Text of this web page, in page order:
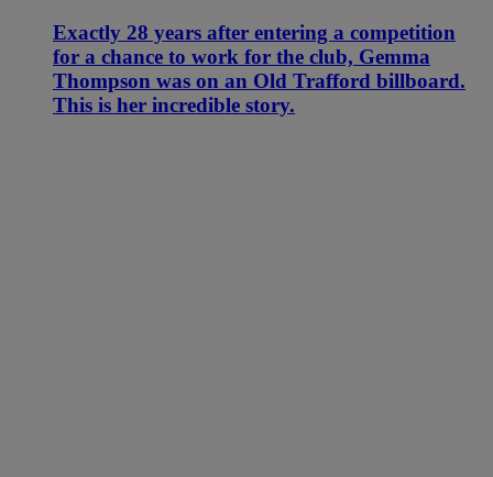
Exactly 28 years after entering a competition
for a chance to work for the club, Gemma
Thompson was on an Old Trafford billboard.
This is her incredible story.